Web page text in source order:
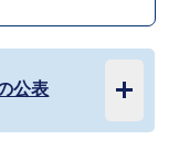
公表